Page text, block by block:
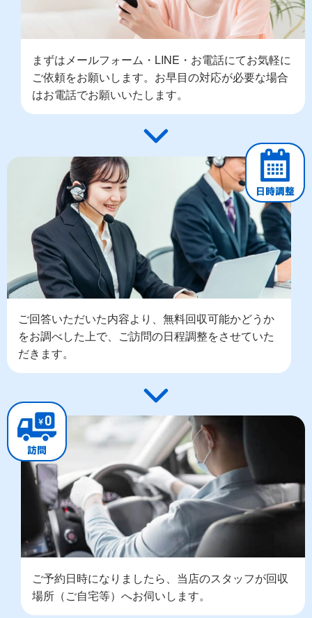
まずはメールフォーム・LINE・お電話にてお気軽に
ご依頼をお願いします。お早目の対応が必要な場合
はお電話でお願いいたします。
ご回答いただいた内容より、無料回収可能かどうか
をお調べした上で、ご訪問の日程調整をさせていた
だきます。
ご予約日時になりましたら、当店のスタッフが回収
場所（ご自宅等）へお伺いします。